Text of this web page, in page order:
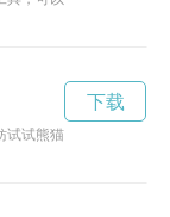
试熊猫加速器吧！熊
下载